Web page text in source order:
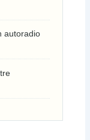
autoradio